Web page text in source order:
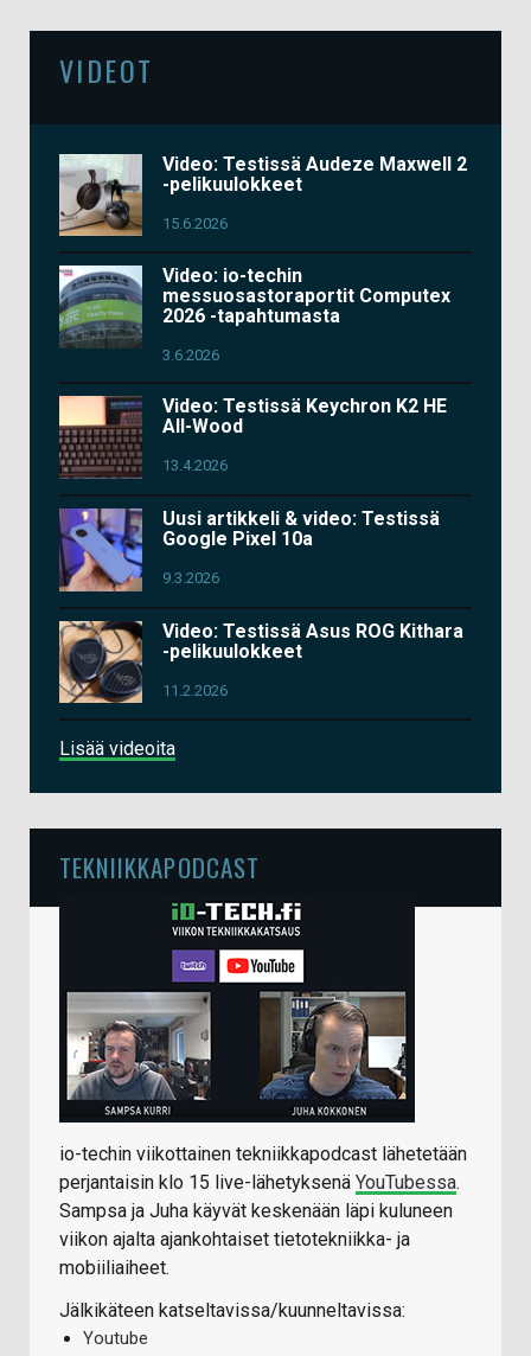
VIDEOT
Video: Testissä Audeze Maxwell 2
-pelikuulokkeet
15.6.2026
Video: io-techin
messuosastoraportit Computex
2026 -tapahtumasta
3.6.2026
Video: Testissä Keychron K2 HE
All-Wood
13.4.2026
Uusi artikkeli & video: Testissä
Google Pixel 10a
9.3.2026
Video: Testissä Asus ROG Kithara
-pelikuulokkeet
11.2.2026
Lisää videoita
TEKNIIKKAPODCAST
io-techin viikottainen tekniikkapodcast lähetetään
perjantaisin klo 15 live-lähetyksenä YouTubessa.
Sampsa ja Juha käyvät keskenään läpi kuluneen
viikon ajalta ajankohtaiset tietotekniikka- ja
mobiiliaiheet.
Jälkikäteen katseltavissa/kuunneltavissa:
Youtube